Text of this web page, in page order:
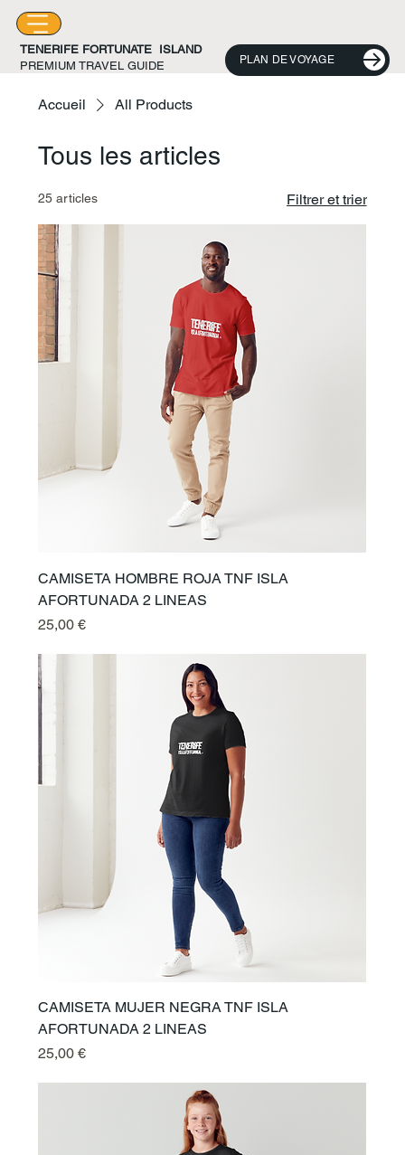
PLAN DE VOYAGE
TENERIFE FORTUNATE ISLAND
PREMIUM TRAVEL GUIDE
Accueil All Products
Tous les articles
25 articles Filtrer et trier
CAMISETA HOMBRE ROJA TNF ISLA
AFORTUNADA 2 LINEAS
Prix
25,00 €
CAMISETA MUJER NEGRA TNF ISLA
AFORTUNADA 2 LINEAS
Prix
25,00 €